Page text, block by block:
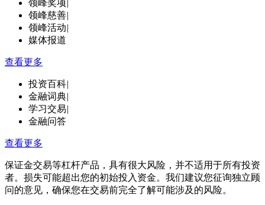
领峰奖项|
领峰慈善|
领峰活动|
媒体报道
查看更多
投资百科|
金融词典|
学习交易|
金融问答
查看更多
保证金交易等杠杆产品，具有很大风险，并不适用于所有投资
者。损失可能超出您的初始投入资金。我们建议您征询独立顾
问的意见，确保您在交易前完全了解可能涉及的风险。